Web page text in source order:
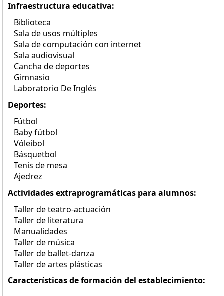
Infraestructura educativa:
Biblioteca
Sala de usos múltiples
Sala de computación con internet
Sala audiovisual
Cancha de deportes
Gimnasio
Laboratorio De Inglés
Deportes:
Fútbol
Baby fútbol
Vóleibol
Básquetbol
Tenis de mesa
Ajedrez
Actividades extraprogramáticas para alumnos:
Taller de teatro-actuación
Taller de literatura
Manualidades
Taller de música
Taller de ballet-danza
Taller de artes plásticas
Características de formación del establecimiento: